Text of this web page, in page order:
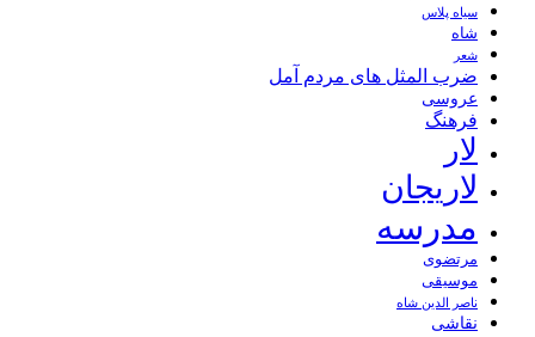
سیاه پلاس
شاه
شعر
ضرب المثل های مردم آمل
عروسی
فرهنگ
لار
لاریجان
مدرسه
مرتضوی
موسیقی
ناصر الدین شاه
نقاشی